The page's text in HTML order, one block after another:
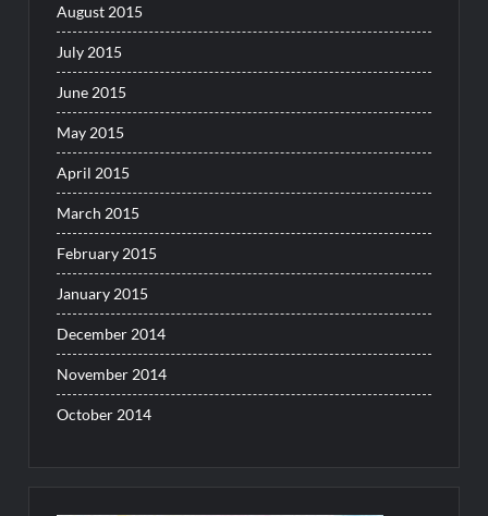
August 2015
July 2015
June 2015
May 2015
April 2015
March 2015
February 2015
January 2015
December 2014
November 2014
October 2014